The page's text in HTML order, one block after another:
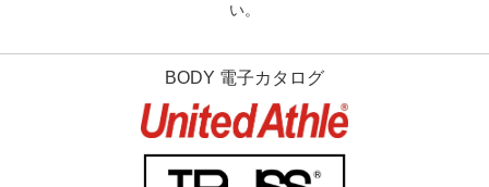
い。
BODY 電子カタログ